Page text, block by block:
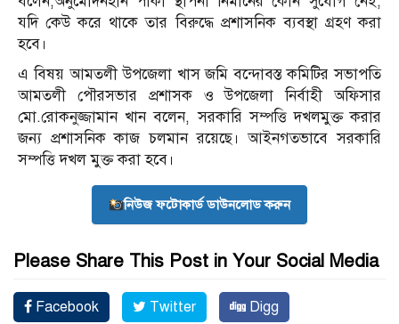
যদি কেউ করে থাকে তার বিরুদ্ধে প্রশাসনিক ব্যবস্থা গ্রহণ করা
হবে।
এ বিষয় আমতলী উপজেলা খাস জমি বন্দোবস্ত কমিটির সভাপতি
আমতলী পৌরসভার প্রশাসক ও উপজেলা নির্বাহী অফিসার
মো.রোকনুজ্জামান খান বলেন, সরকারি সম্পত্তি দখলমুক্ত করার
জন্য প্রশাসনিক কাজ চলমান রয়েছে। আইনগতভাবে সরকারি
সম্পত্তি দখল মুক্ত করা হবে।
নিউজ ফটোকার্ড ডাউনলোড করুন
Please Share This Post in Your Social Media
Facebook Twitter Digg